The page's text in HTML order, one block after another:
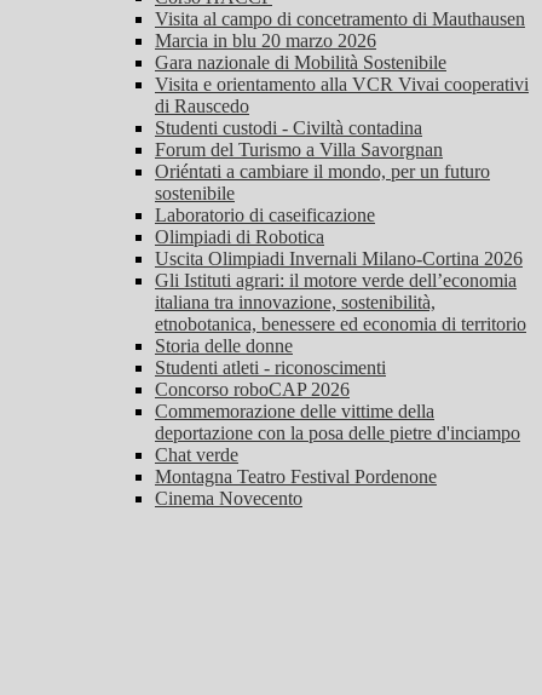
Visita al campo di concetramento di Mauthausen
Marcia in blu 20 marzo 2026
Gara nazionale di Mobilità Sostenibile
Visita e orientamento alla VCR Vivai cooperativi
di Rauscedo
Studenti custodi - Civiltà contadina
Forum del Turismo a Villa Savorgnan
Oriéntati a cambiare il mondo, per un futuro
sostenibile
Laboratorio di caseificazione
Olimpiadi di Robotica
Uscita Olimpiadi Invernali Milano-Cortina 2026
Gli Istituti agrari: il motore verde dell’economia
italiana tra innovazione, sostenibilità,
etnobotanica, benessere ed economia di territorio
Storia delle donne
Studenti atleti - riconoscimenti
Concorso roboCAP 2026
Commemorazione delle vittime della
deportazione con la posa delle pietre d'inciampo
Chat verde
Montagna Teatro Festival Pordenone
Cinema Novecento